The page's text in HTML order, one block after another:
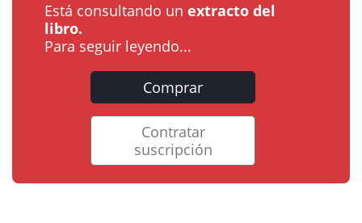
Está consultando un extracto del
libro.
Para seguir leyendo...
Comprar
Contratar
suscripción